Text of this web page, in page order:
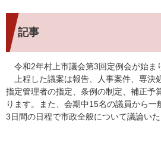
記事
令和2年村上市議会第3回定例会が始ま
上程した議案は報告、人事案件、専決
指定管理者の指定、条例の制定、補正予
ります。また、会期中15名の議員から一
3日間の日程で市政全般について議論いた